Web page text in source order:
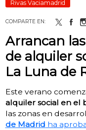
Rivas Vaciamadrid
COMPARTE EN:
Arrancan
de alquiler
La Luna de
Este verano
alquiler social en el
las zonas en
de Madrid ha